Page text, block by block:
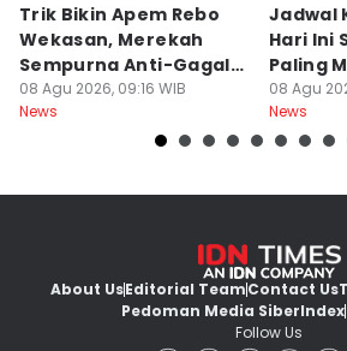
Trik Bikin Apem Rebo
Wekasan, Merekah
Sempurna Anti-Gagal
Pakai Cetakan
Rumahan
08 Agu 2026, 09:16 WIB
News
Jadwal
Hari Ini
Paling
20.42
08 Agu
News
About UsEditorial TeamContact Us
Pedoman Media SiberIndex
Follow Us